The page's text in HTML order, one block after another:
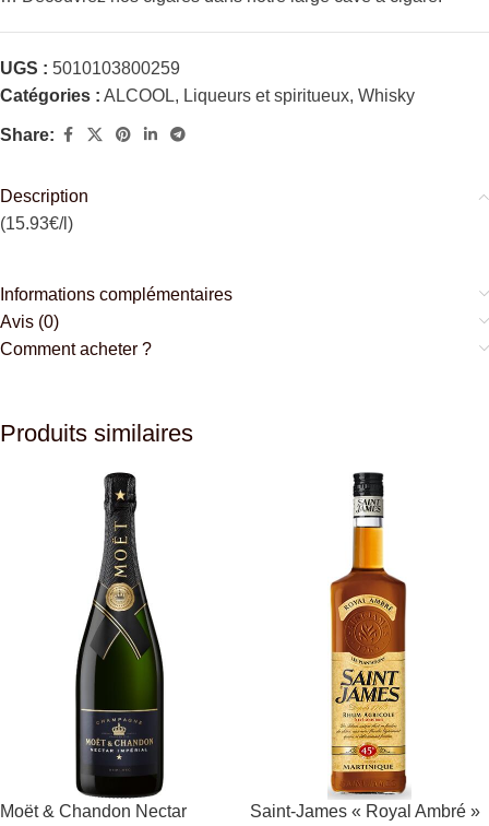
UGS : 5010103800259
Catégories : ALCOOL, Liqueurs et spiritueux, Whisky
Share:
Description
(15.93€/l)
Informations complémentaires
Avis (0)
Comment acheter ?
Produits similaires
Moët & Chandon Nectar
Saint-James « Royal Ambré »